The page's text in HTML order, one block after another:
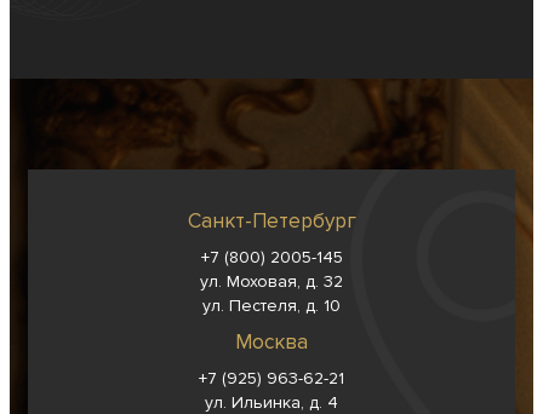
Санкт-Петербург
+7 (800) 2005-145
ул. Моховая, д. 32
ул. Пестеля, д. 10
Москва
+7 (925) 963-62-21
ул. Ильинка, д. 4